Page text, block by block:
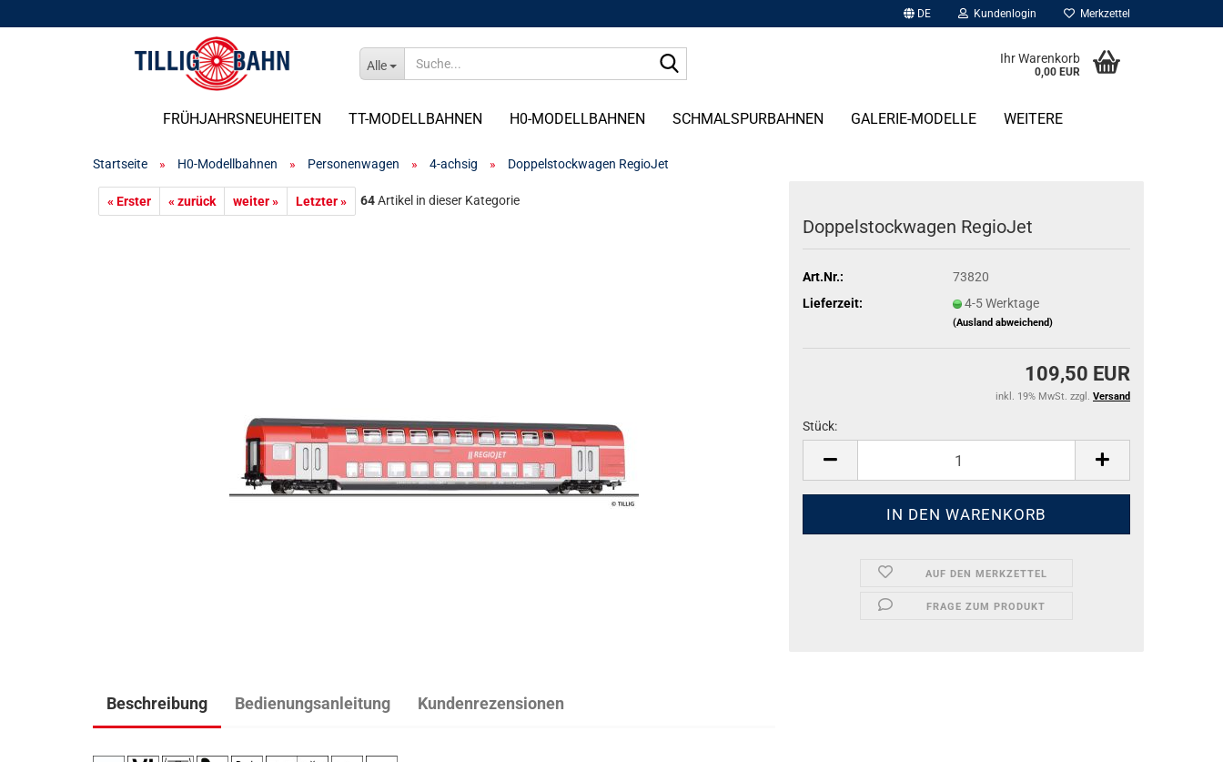
DE Kundenlogin Merkzettel
Alle Ihr Warenkorb
0,00 EUR
FRÜHJAHRSNEUHEITEN TT-MODELLBAHNEN H0-MODELLBAHNEN SCHMALSPURBAHNEN GALERIE-MODELLE WEITERE
Startseite » H0-Modellbahnen » Personenwagen » 4-achsig » Doppelstockwagen RegioJet
« Erster « zurück weiter » Letzter » 64Artikel in dieser Kategorie
Doppelstockwagen RegioJet
Art.Nr.:
73820
Lieferzeit:
4-5 Werktage
(Ausland abweichend)
109,50 EUR
inkl. 19% MwSt. zzgl. Versand
Stück:
Stück
AUF DEN MERKZETTEL
FRAGE ZUM PRODUKT
Beschreibung Bedienungsanleitung Kundenrezensionen